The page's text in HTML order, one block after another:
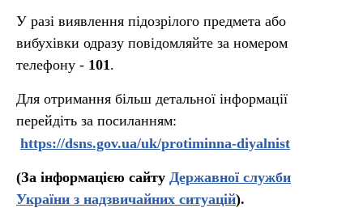
У разі виявлення підозрілого предмета або
вибухівки одразу повідомляйте за номером
телефону - 101.
Для отримання більш детальної інформації
перейдіть за посиланням:
https://dsns.gov.ua/uk/protiminna-diyalnist
(За інформацією сайту Державної служби
України з надзвичайних ситуацій).